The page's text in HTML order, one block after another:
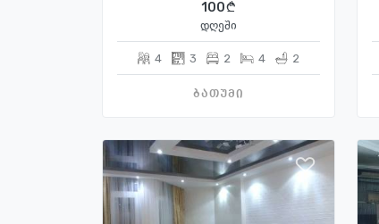
100
დღეში
4 3 2 4 2
ბათუმი